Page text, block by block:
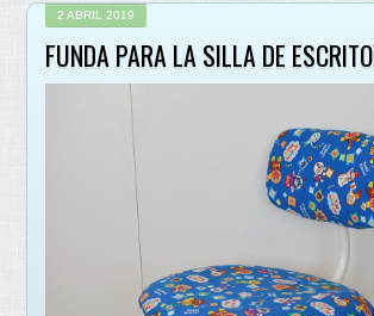
2 ABRIL 2019
FUNDA PARA LA SILLA DE